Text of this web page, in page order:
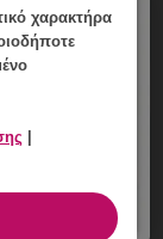
χαρακτήρα
|